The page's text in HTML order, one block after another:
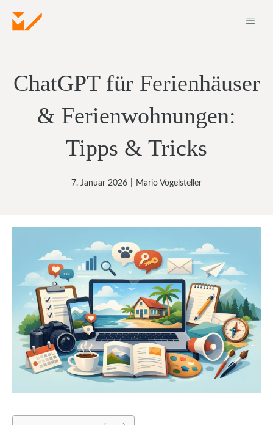
Inhalt
ChatGPT für Ferienhäuser
& Ferienwohnungen:
Tipps & Tricks
7. Januar 2026 Mario Vogelsteller